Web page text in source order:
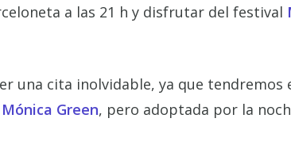
a las 21 h y disfrutar del festival
una cita inolvidable, ya que
Mónica Green, pero adoptada por la